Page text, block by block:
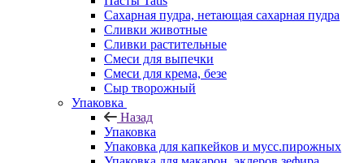
Сахарная пудра, нетающая сахарная пудра
Сливки животные
Сливки растительные
Смеси для выпечки
Смеси для крема, безе
Сыр творожный
Упаковка
Назад
Упаковка
Упаковка для капкейков и мусс.пирожных